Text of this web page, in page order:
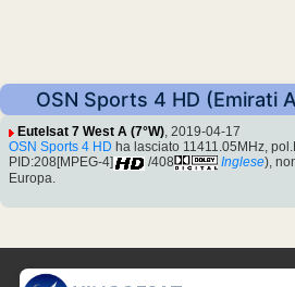
OSN Sports 4 HD (Emirati
Eutelsat 7 West A (7°W), 2019-04-17
OSN Sports 4 HD ha lasciato 11411.05MHz,
PID:208[MPEG-4]
/408 Inglese),
Europa.